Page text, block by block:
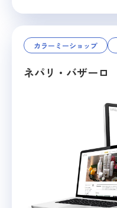
カラーミーショップ
ネパリ・バザーロ